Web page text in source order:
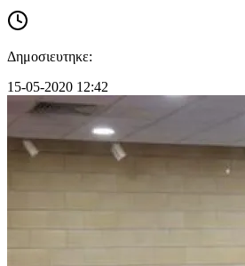
Δημοσιευτηκε:
15-05-2020 12:42